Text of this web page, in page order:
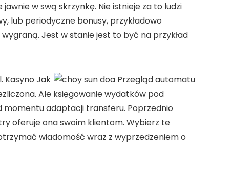
w swą skrzynkę. Nie istnieje za to ludzi
lub periodyczne bonusy, przykładowo
Jest w stanie jest to być na przykład
Kasyno Jak
Ale księgowanie wydatków pod
adaptacji transferu. Poprzednio
oferuje ona swoim klientom. Wybierz te
wiadomość wraz z wyprzedzeniem o